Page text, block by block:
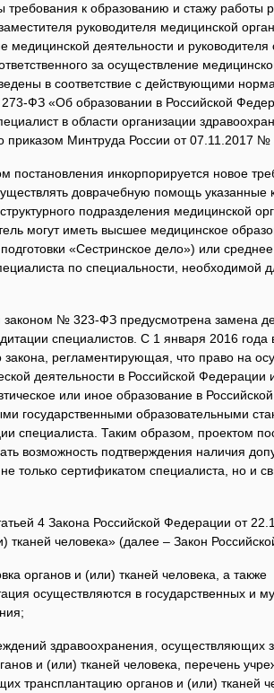
требования к образованию и стажу работы
руководителя медицинской
медицинской деятельности и руководителя
за осуществление
в соответствие с действующими
ФЗ «Об образовании в Российской
в области организации
приказом Минтруда России от 07.11.2017 №
постановления инкорпорируется новое
доврачебную помощь указанные
подразделения медицинской
могут иметь высшее медицинское
«Сестринское дело») или
по специальности, необходимой
№ 323-ФЗ предусмотрена замена
специалистов. С 1 января 2016 года
закона, регламентирующая, что право на
деятельности в Российской
или иное образование в
государственными образовательными
специалиста. Таким образом, проектом
возможность подтверждения наличия
только сертификатом специалиста, но и
4 Закона Российской Федерации от
тканей человека» (далее – Закон
органов и (или) тканей человека, а также
осуществляются в государственных и
здравоохранения, осуществляющих
и (или) тканей человека, перечень
трансплантацию органов и (или) тканей